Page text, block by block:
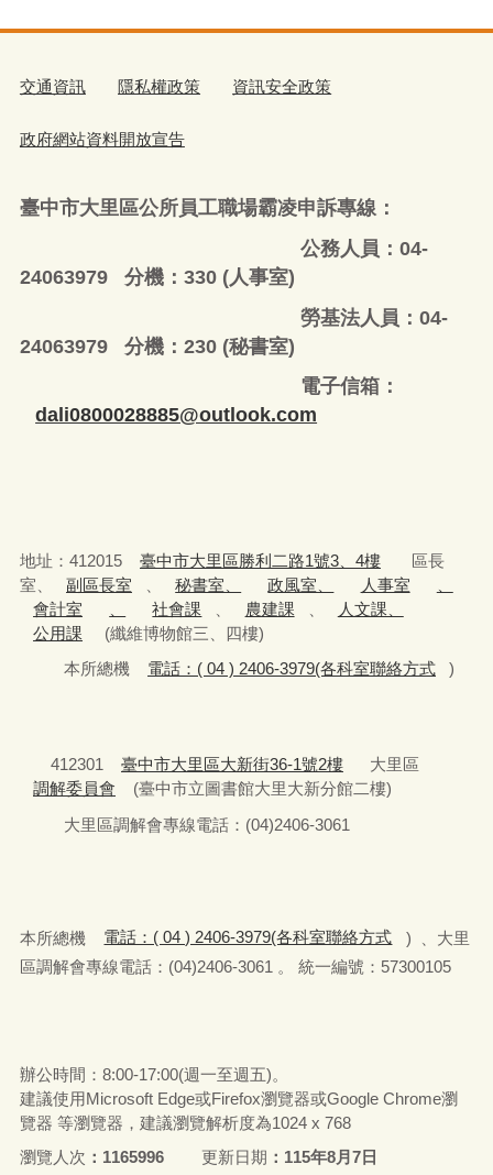
交通資訊 隱私權政策 資訊安全政策
政府網站資料開放宣告
臺中市大里區公所員工職場霸凌申訴專線：
公務人員：04-
24063979 分機：330 (人事室)
勞基法人員：04-
24063979 分機：230 (秘書室)
電子信箱：
dali0800028885@outlook.com
地址：412015 臺中市大里區勝利二路1號3、4樓
區長
室、
副區長室 秘書室、 政風室、 人事室
會計室
社會課 農建課
人文課、
公用課
(纖維博物館三、四樓)
本所總機
電話：( 04 ) 2406-3979(各科室聯絡方式 )
412301 臺中市大里區大新街36-1號2樓
大里區
調解委員會
(臺中市立圖書館大里大新分館二樓)
大里區調解會專線電話：(04)2406-3061
本所總機 電話：( 04 ) 2406-3979(各科室聯絡方式
) 、大里
區調解會專線電話：(04)2406-3061 。 統一編號：57300105
辦公時間：8:00-17:00(週一至週五)。
建議使用Microsoft Edge或Firefox瀏覽器或Google Chrome瀏
覽器 等瀏覽器，建議瀏覽解析度為1024 x 768
瀏覽人次
1165996 更新日期 115年8月7日